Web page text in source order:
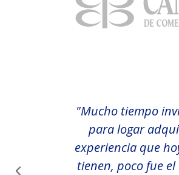
"Mucho tiempo
para logar
experiencia que hoy
tienen, poco fue el